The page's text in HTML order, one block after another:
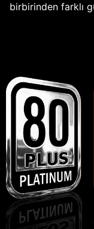
birbirinden farklı